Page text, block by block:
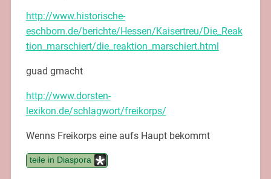
http://www.historische-
eschborn.de/berichte/Hessen/Kaisertreu/Die_Reak
tion_marschiert/die_reaktion_marschiert.html
guad gmacht
http://www.dorsten-
lexikon.de/schlagwort/freikorps/
Wenns Freikorps eine aufs Haupt bekommt
teile in Diaspora